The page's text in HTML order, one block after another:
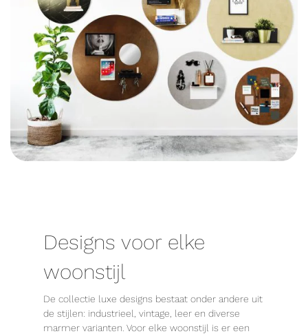
Designs voor elke
woonstijl
De collectie luxe designs bestaat onder andere uit
de stijlen: industrieel, vintage, leer en diverse
marmer varianten. Voor elke woonstijl is er een